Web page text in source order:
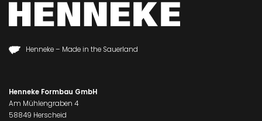
Henneke – Made in the Sauerland
Henneke Formbau GmbH
Am Mühlengraben 4
58849 Herscheid